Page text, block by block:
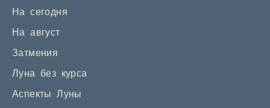
На сегодня
На август
Затмения
Луна без курса
Аспекты Луны